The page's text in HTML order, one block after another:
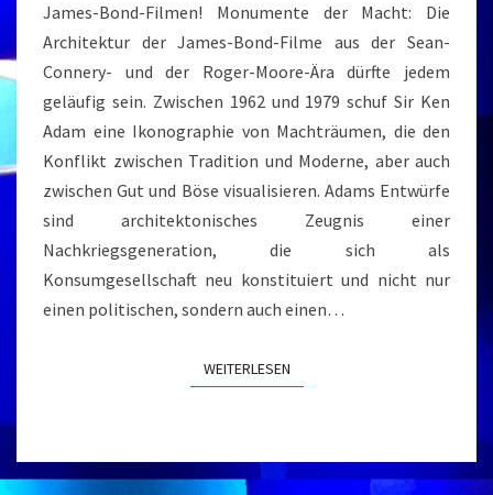
James-Bond-Filmen! Monumente der Macht: Die
Architektur der James-Bond-Filme aus der Sean-
Connery- und der Roger-Moore-Ära dürfte jedem
geläufig sein. Zwischen 1962 und 1979 schuf Sir Ken
Adam eine Ikonographie von Machträumen, die den
Konflikt zwischen Tradition und Moderne, aber auch
zwischen Gut und Böse visualisieren. Adams Entwürfe
sind architektonisches Zeugnis einer
Nachkriegsgeneration, die sich als
Konsumgesellschaft neu konstituiert und nicht nur
einen politischen, sondern auch einen…
WEITERLESENWEITERLESEN